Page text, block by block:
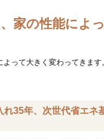
家の性能によ
よって大きく変わってきま
れ35年、次世代省エネ